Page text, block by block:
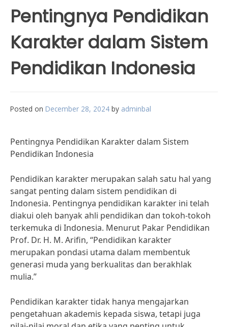
Pentingnya Pendidikan
Karakter dalam Sistem
Pendidikan Indonesia
Posted on December 28, 2024 by adminbal
Pentingnya Pendidikan Karakter dalam Sistem
Pendidikan Indonesia
Pendidikan karakter merupakan salah satu hal yang
sangat penting dalam sistem pendidikan di
Indonesia. Pentingnya pendidikan karakter ini telah
diakui oleh banyak ahli pendidikan dan tokoh-tokoh
terkemuka di Indonesia. Menurut Pakar Pendidikan
Prof. Dr. H. M. Arifin, “Pendidikan karakter
merupakan pondasi utama dalam membentuk
generasi muda yang berkualitas dan berakhlak
mulia.”
Pendidikan karakter tidak hanya mengajarkan
pengetahuan akademis kepada siswa, tetapi juga